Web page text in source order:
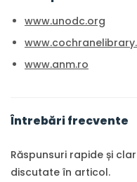
www.unodc.org
www.anm.ro
Întrebări frecvente
Răspunsuri rapide și
discutate în articol.